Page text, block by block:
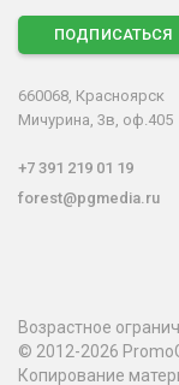
ПОДПИСАТЬСЯ
660068, Красноярск
Мичурина, 3в, оф.405
+7 391 219 01 19
forest@pgmedia.ru
Возрастное
© 2012-2026
Копирование